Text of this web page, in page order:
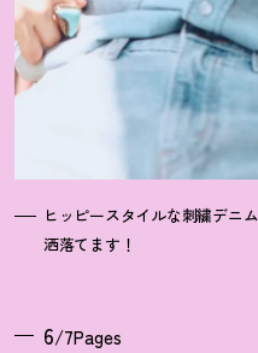
ヒッピースタイルな刺繍デニ
洒落てます ！
6/7Pages